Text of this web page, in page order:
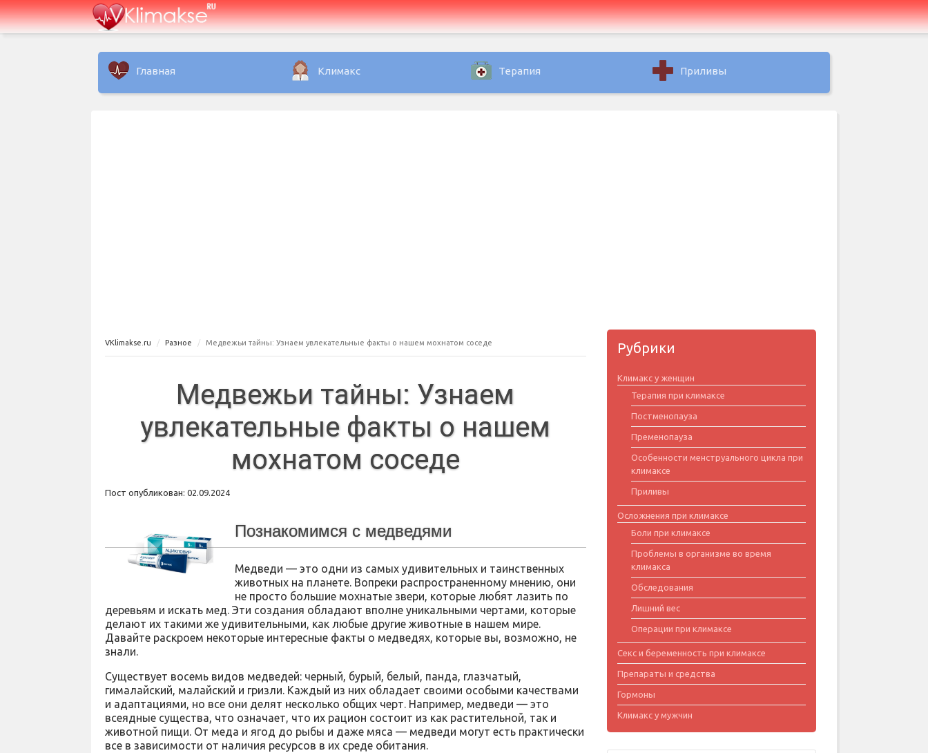
Главная Климакс Терапия Приливы
VKlimakse.ru Разное Медвежьи тайны: Узнаем увлекательные факты о нашем мохнатом соседе
Медвежьи тайны: Узнаем
увлекательные факты о нашем
мохнатом соседе
Пост опубликован: 02.09.2024
Познакомимся с медведями
Медведи — это одни из самых удивительных и таинственных
животных на планете. Вопреки распространенному мнению, они
не просто большие мохнатые звери, которые любят лазить по
деревьям и искать мед. Эти создания обладают вполне уникальными чертами, которые
делают их такими же удивительными, как любые другие животные в нашем мире.
Давайте раскроем некоторые интересные факты о медведях, которые вы, возможно, не
знали.
Существует восемь видов медведей: черный, бурый, белый, панда, глазчатый,
гималайский, малайский и гризли. Каждый из них обладает своими особыми качествами
и адаптациями, но все они делят несколько общих черт. Например, медведи — это
всеядные существа, что означает, что их рацион состоит из как растительной, так и
животной пищи. От меда и ягод до рыбы и даже мяса — медведи могут есть практически
все в зависимости от наличия ресурсов в их среде обитания.
Рубрики
Климакс у женщин
Терапия при климаксе
Постменопауза
Пременопауза
Особенности менструального цикла при
климаксе
Приливы
Осложнения при климаксе
Боли при климаксе
Проблемы в организме во время
климакса
Обследования
Лишний вес
Операции при климаксе
Секс и беременность при климаксе
Препараты и средства
Гормоны
Климакс у мужчин